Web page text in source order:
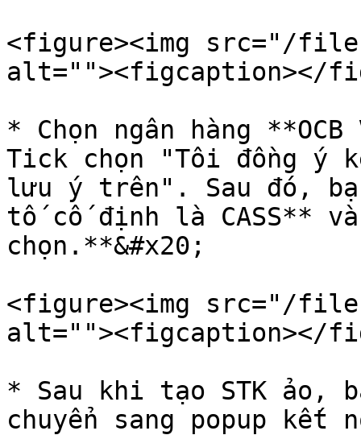
<figure><img src="/files/
alt=""><figcaption></
* Chọn ngân hàng
Tick chọn "Tôi đồng ý
lưu ý trên". Sau đó,
tố cố định là CASS**
chọn.**&#x20;
<figure><img src="/
alt=""><figcaption></
* Sau khi tạo STK ảo,
chuyển sang popup kết